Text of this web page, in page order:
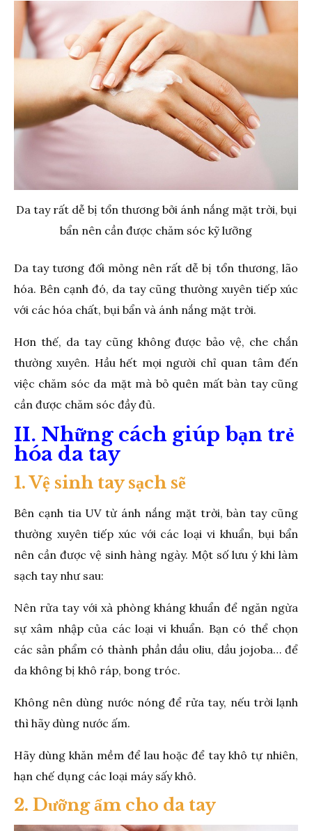
Da tay rất dễ bị tổn thương bởi ánh nắng mặt trời, bụi
bẩn nên cần được chăm sóc kỹ lưỡng
Da tay tương đối mỏng nên rất dễ bị tổn thương, lão
hóa. Bên cạnh đó, da tay cũng thường xuyên tiếp xúc
với các hóa chất, bụi bẩn và ánh nắng mặt trời.
Hơn thế, da tay cũng không được bảo vệ, che chắn
thường xuyên. Hầu hết mọi người chỉ quan tâm đến
việc chăm sóc da mặt mà bỏ quên mất bàn tay cũng
cần được chăm sóc đầy đủ.
II. Những cách giúp bạn trẻ
hóa da tay
1. Vệ sinh tay sạch sẽ
Bên cạnh tia UV từ ánh nắng mặt trời, bàn tay cũng
thường xuyên tiếp xúc với các loại vi khuẩn, bụi bẩn
nên cần được vệ sinh hàng ngày. Một số lưu ý khi làm
sạch tay như sau:
Nên rửa tay với xà phòng kháng khuẩn để ngăn ngừa
sự xâm nhập của các loại vi khuẩn. Bạn có thể chọn
các sản phẩm có thành phần dầu oliu, dầu jojoba… để
da không bị khô ráp, bong tróc.
Không nên dùng nước nóng để rửa tay, nếu trời lạnh
thì hãy dùng nước ấm.
Hãy dùng khăn mềm để lau hoặc để tay khô tự nhiên,
hạn chế dụng các loại máy sấy khô.
2. Dưỡng ẩm cho da tay